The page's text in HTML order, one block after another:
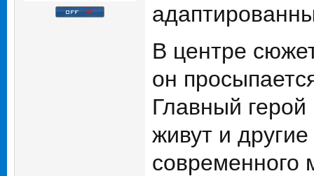
В центре
он
Главный
живут и
современного